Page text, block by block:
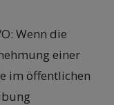
Wenn die
einer
im öffentlichen